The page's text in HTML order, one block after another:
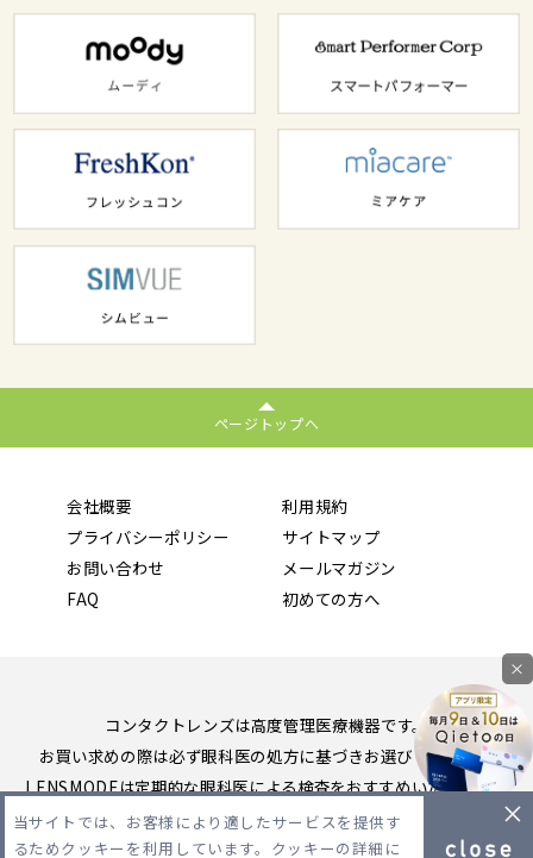
ページトップへ
会社概要
利用規約
プライバシーポリシー
サイトマップ
お問い合わせ
メールマガジン
FAQ
初めての方へ
コンタクトレンズは高度管理医療機器です。
お買い求めの際は必ず眼科医の処方に基づきお選びください。
LENSMODEは定期的な眼科医による検査をおすすめいたします。
Copyright 2026 LENSMODE PTE,LTD. All Rights Reserved.
当サイトでは、お客様により適したサービスを提供す
るためクッキーを利用しています。クッキーの詳細に
×